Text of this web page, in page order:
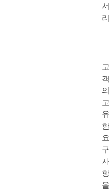
서
고
객
의
고
유
한
요
구
사
항
을